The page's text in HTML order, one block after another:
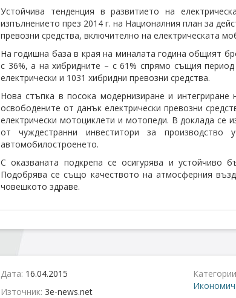
Устойчива тенденция в развитието на
изпълнението през 2014 г. на Националния план за
превозни средства, включително на електрическата
На годишна база в края на миналата година общият
с 36%, а на хибридните – с 61% спрямо същия
електрически и 1031 хибридни превозни средства.
Нова стъпка в посока модернизиране и
освободените от данък електрически превозни
електрически мотоциклети и мотопеди. В доклада се
от чуждестранни инвеститори за
автомобилостроенето.
С оказваната подкрепа се осигурява и устойчиво
Подобрява се също качеството на атмосферния
човешкото здраве.
Дата: 16.04.2015
Източник: 3e-news.net
Категории